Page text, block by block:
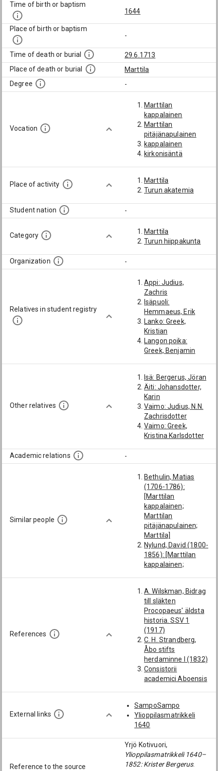
Time of birth or baptism
1644
Place of birth or baptism
-
Time of death or burial
29.6.1713
Place of death or burial
Marttila
Degree
-
Vocation
Marttilan
kappalainen
Marttilan
pitäjänapulainen
kappalainen
kirkonisäntä
Place of activity
Marttila
Turun akatemia
Student nation -
Category
Marttila
Turun hiippakunta
Organization -
Relatives in student registry
Appi: Judius,
Zachris
Isäpuoli:
Hemmaeus, Erik
Lanko: Greek,
Kristian
Langon poika:
Greek, Benjamin
Other relatives
Isä: Bergerus, Jöran
Äiti: Johansdotter,
Karin
Vaimo: Judius, N.N.
Zachrisdotter
Vaimo: Greek,
Kristina Karlsdotter
Academic relations -
Similar people
Bethulin, Matias
(1706-1786):
[Marttilan
kappalainen;
Marttilan
pitäjänapulainen;
Marttila]
Nylund, David (1800-
1856): [Marttilan
kappalainen;
Marttila]
Granström, Gustaf
(1823-1868):
[Marttilan
kappalainen;
Marttilan
pitäjänapulainen;
Marttila]
Wendelin, Karl
Gustaf (1747-1805):
[Marttilan
Marttila]
Bergius, Lars (1689-
1770): [Marttilan
kappalainen;
Marttila]
Säkylensis, Henrik
(1699-1753):
References
A. Wilskman, Bidrag
till släkten
Procopaeus' äldsta
historia. SSV 1
(1917)
C. H. Strandberg,
Åbo stifts
herdaminne I (1832)
Consistorii
academici Aboensis
Carpelan, 1912)
Consistorii
academici Aboensis
äldre protokoller II
[1654–64] (utg. A. G.
Fontell, 1887)
Consistorii
External links
SampoSampo
Ylioppilasmatrikkeli
1640
Reference to the source
Yrjö Kotivuori,
Ylioppilasmatrikkeli 1640–
1852: Krister Bergerus.